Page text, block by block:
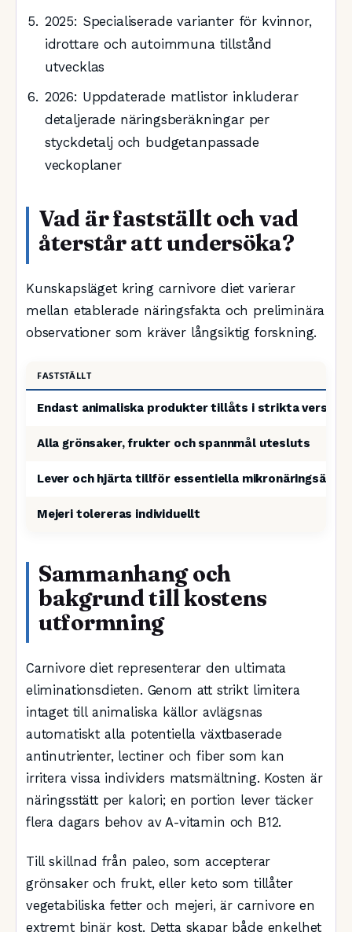
2025: Specialiserade varianter för kvinnor,
idrottare och autoimmuna tillstånd
utvecklas
2026: Uppdaterade matlistor inkluderar
detaljerade näringsberäkningar per
styckdetalj och budgetanpassade
veckoplaner
Vad är fastställt och vad
återstår att undersöka?
Kunskapsläget kring carnivore diet varierar
mellan etablerade näringsfakta och preliminära
observationer som kräver långsiktig forskning.
FASTSTÄLLT
Endast animaliska produkter tillåts i strikta
Alla grönsaker, frukter och spannmål utesluts
Lever och hjärta tillför essentiella
Mejeri tolereras individuellt
Sammanhang och
bakgrund till kostens
utformning
Carnivore diet representerar den ultimata
eliminationsdieten. Genom att strikt limitera
intaget till animaliska källor avlägsnas
automatiskt alla potentiella växtbaserade
antinutrienter, lectiner och fiber som kan
irritera vissa individers matsmältning. Kosten är
näringsstätt per kalori; en portion lever täcker
flera dagars behov av A-vitamin och B12.
Till skillnad från paleo, som accepterar
grönsaker och frukt, eller keto som tillåter
vegetabiliska fetter och mejeri, är carnivore en
extremt binär kost. Detta skapar både enkelhet